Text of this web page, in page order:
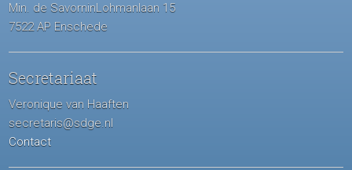
Min. de SavorninLohmanlaan 15
7522 AP Enschede
Secretariaat
Veronique van Haaften
secretaris@sdge.nl
Contact